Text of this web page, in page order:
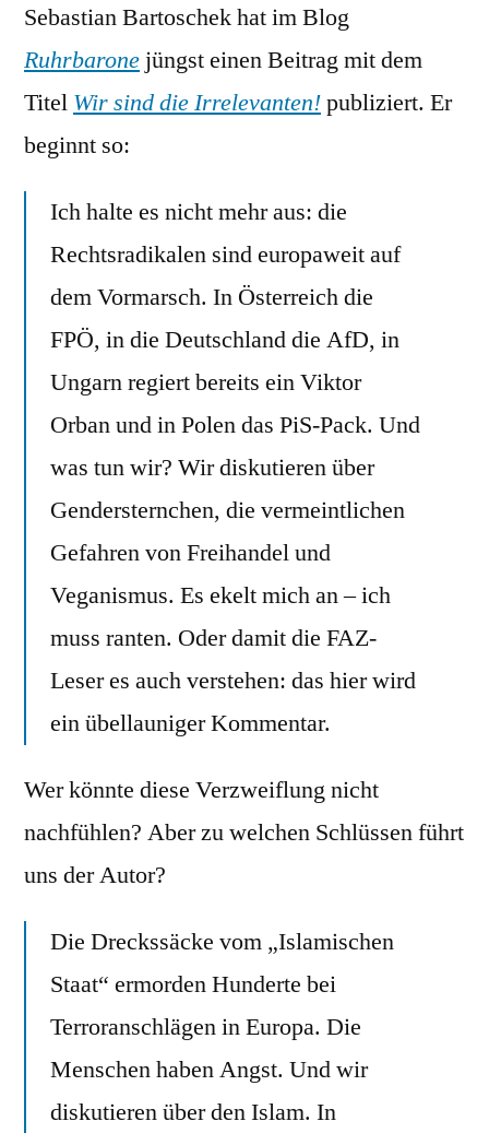
Sebastian Bartoschek hat im Blog
Ruhrbarone jüngst einen Beitrag mit dem
Titel Wir sind die Irrelevanten!publiziert. Er
beginnt so:
Ich halte es nicht mehr aus: die
Rechtsradikalen sind europaweit auf
dem Vormarsch. In Österreich die
FPÖ, in die Deutschland die AfD, in
Ungarn regiert bereits ein Viktor
Orban und in Polen das PiS-Pack. Und
was tun wir? Wir diskutieren über
Gendersternchen, die vermeintlichen
Gefahren von Freihandel und
Veganismus. Es ekelt mich an – ich
muss ranten. Oder damit die FAZ-
Leser es auch verstehen: das hier wird
ein übellauniger Kommentar.
Wer könnte diese Verzweiflung nicht
nachfühlen? Aber zu welchen Schlüssen führt
uns der Autor?
Die Dreckssäcke vom „Islamischen
Staat“ ermorden Hunderte bei
Terroranschlägen in Europa. Die
Menschen haben Angst. Und wir
diskutieren über den Islam. In